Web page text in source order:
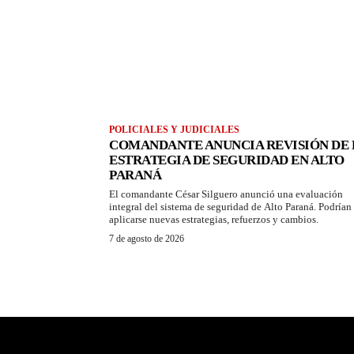
POLICIALES Y JUDICIALES
COMANDANTE ANUNCIA REVISIÓN DE
ESTRATEGIA DE SEGURIDAD EN ALTO
PARANÁ
El comandante César Silguero anunció una evaluación
integral del sistema de seguridad de Alto Paraná. Podrían
aplicarse nuevas estrategias, refuerzos y cambios.
7 de agosto de 2026